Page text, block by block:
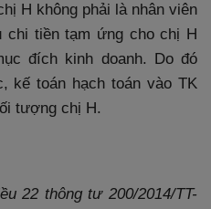
H không phải là nhân viên
chi tiền tạm ứng cho chị H
đích kinh doanh. Do đó
kế toán hạch toán vào TK
tượng chị H.
22 thông tư 200/2014/TT-